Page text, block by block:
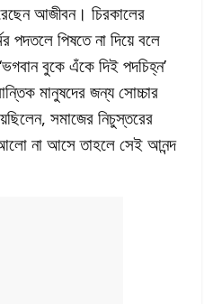
আজীবন। চিরকালের
পদতলে পিষতে না দিয়ে বলে
বুকে এঁকে দিই পদচিহ্ন’
মানুষদের জন্য সোচ্চার
সমাজের নিচুস্তরের
আলো না আসে তাহলে সেই আনন্দ